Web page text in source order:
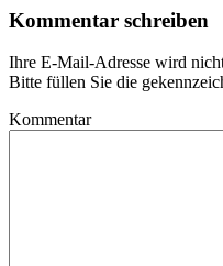
Kommentar schreiben
Ihre E-Mail-Adresse wird
Bitte füllen Sie die
Kommentar